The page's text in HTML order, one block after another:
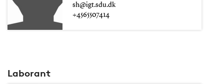
sh@igt.sdu.dk
+4565507414
Laborant